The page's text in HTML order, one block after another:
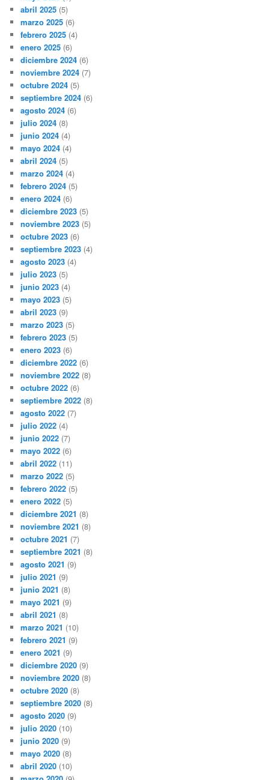
abril 2025 (5)
marzo 2025 (6)
febrero 2025 (4)
enero 2025 (6)
diciembre 2024 (6)
noviembre 2024 (7)
octubre 2024 (5)
septiembre 2024 (6)
agosto 2024 (6)
julio 2024 (8)
junio 2024 (4)
mayo 2024 (4)
abril 2024 (5)
marzo 2024 (4)
febrero 2024 (5)
enero 2024 (6)
diciembre 2023 (5)
noviembre 2023 (5)
octubre 2023 (6)
septiembre 2023 (4)
agosto 2023 (4)
julio 2023 (5)
junio 2023 (4)
mayo 2023 (5)
abril 2023 (9)
marzo 2023 (5)
febrero 2023 (5)
enero 2023 (6)
diciembre 2022 (6)
noviembre 2022 (8)
octubre 2022 (6)
septiembre 2022 (8)
agosto 2022 (7)
julio 2022 (4)
junio 2022 (7)
mayo 2022 (6)
abril 2022 (11)
marzo 2022 (5)
febrero 2022 (5)
enero 2022 (5)
diciembre 2021 (8)
noviembre 2021 (8)
octubre 2021 (7)
septiembre 2021 (8)
agosto 2021 (9)
julio 2021 (9)
junio 2021 (8)
mayo 2021 (9)
abril 2021 (8)
marzo 2021 (10)
febrero 2021 (9)
enero 2021 (9)
diciembre 2020 (9)
noviembre 2020 (8)
octubre 2020 (8)
septiembre 2020 (8)
agosto 2020 (9)
julio 2020 (10)
junio 2020 (9)
mayo 2020 (8)
abril 2020 (10)